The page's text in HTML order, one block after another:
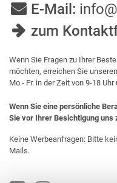
E-Mail:
zum
Wenn Sie Fragen zu Ihrer
möchten, erreichen Sie
Mo.- Fr. in der Zeit von 9-18
Wenn Sie eine persönliche
Sie vor Ihrer Besichtigung uns
Keine Werbeanfragen: Bitte
Mails.